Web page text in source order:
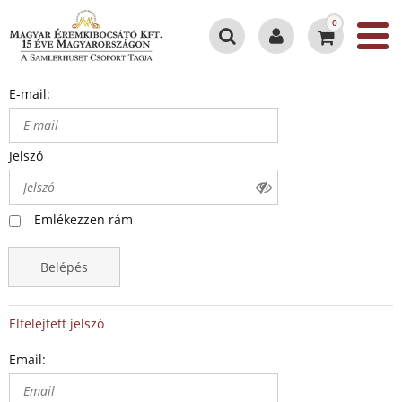
0
E-mail:
Jelszó
Emlékezzen rám
Belépés
Elfelejtett jelszó
Email: